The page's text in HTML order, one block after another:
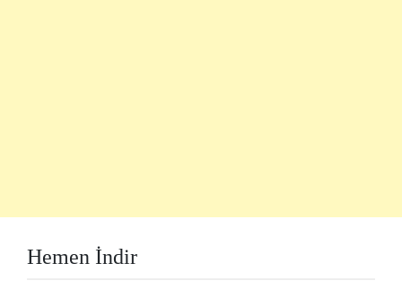
Hemen İndir